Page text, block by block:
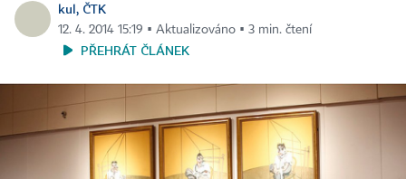
kul, ČTK
12. 4. 2014 15:19 ▪ Aktualizováno ▪ 3 min. čtení
PŘEHRÁT ČLÁNEK